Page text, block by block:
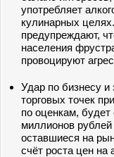
употребляет
кулинарных
предупреждают,
населения
провоцируют
Удар по бизнесу и
торговых точек
по оценкам, будет
миллионов
оставшиеся на
счёт роста цен на